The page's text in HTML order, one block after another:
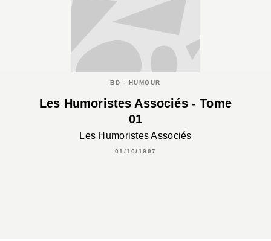
BD - HUMOUR
Les Humoristes Associés - Tome
01
Les Humoristes Associés
01/10/1997